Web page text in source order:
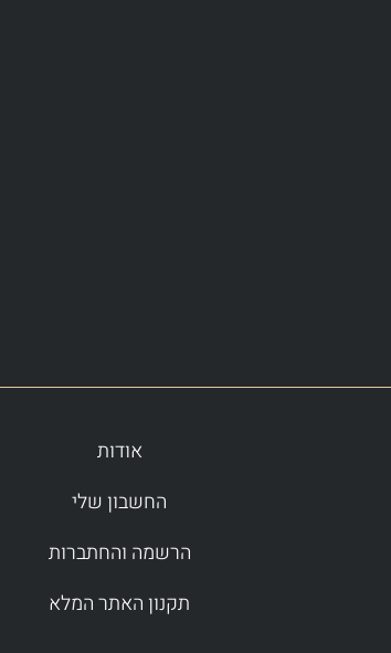
אודות
החשבון שלי
הרשמה והחתברות
תקנון האתר המלא